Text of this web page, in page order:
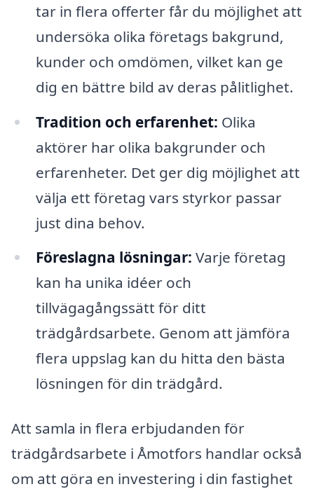
tar in flera offerter får du möjlighet att
undersöka olika företags bakgrund,
kunder och omdömen, vilket kan ge
dig en bättre bild av deras pålitlighet.
Tradition och erfarenhet: Olika
aktörer har olika bakgrunder och
erfarenheter. Det ger dig möjlighet att
välja ett företag vars styrkor passar
just dina behov.
Föreslagna lösningar: Varje företag
kan ha unika idéer och
tillvägagångssätt för ditt
trädgårdsarbete. Genom att jämföra
flera uppslag kan du hitta den bästa
lösningen för din trädgård.
Att samla in flera erbjudanden för
trädgårdsarbete i Åmotfors handlar också
om att göra en investering i din fastighet